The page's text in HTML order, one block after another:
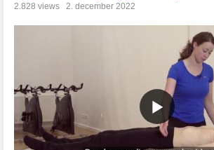
2.828 views 2. december 2022